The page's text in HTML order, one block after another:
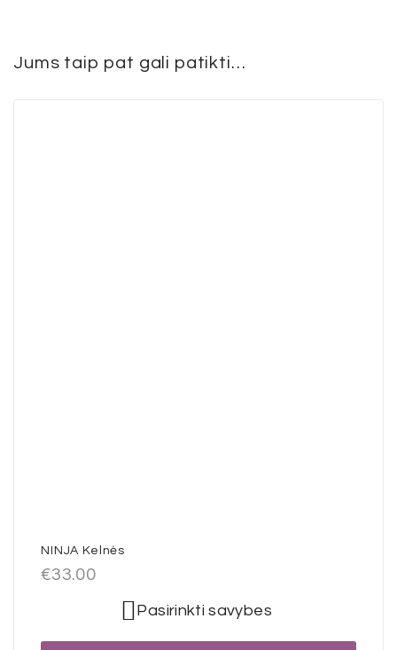
Jums taip pat gali patikti…
NINJA Kelnės
€33.00
Pasirinkti savybes